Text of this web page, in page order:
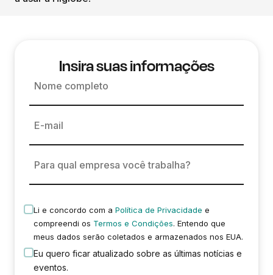
Insira suas informações
Nome completo
E-mail
Para qual empresa você trabalha?
Li e concordo com a Política de Privacidade e
compreendi os Termos e Condições. Entendo que
meus dados serão coletados e armazenados nos EUA.
Eu quero ficar atualizado sobre as últimas notícias e
eventos.